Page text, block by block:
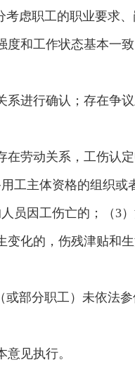
虑职工的职业要求
和工作状态基本一
进行确认；存在争
劳动关系，工伤认
工主体资格的组织
因工伤亡的；（3
化的，伤残津贴和
部分职工）未依法
见执行。